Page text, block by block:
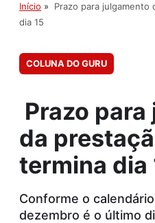
Início »
Prazo para
dia 15
COLUNA DO GURU
Prazo
da
termina dia
Conforme o
dezembro é o último